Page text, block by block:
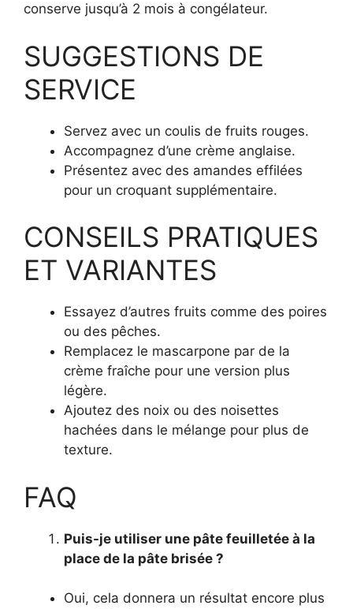
conserve jusqu’à 2 mois à congélateur.
SUGGESTIONS DE
SERVICE
Servez avec un coulis de fruits rouges.
Accompagnez d’une crème anglaise.
Présentez avec des amandes effilées
pour un croquant supplémentaire.
CONSEILS PRATIQUES
ET VARIANTES
Essayez d’autres fruits comme des poires
ou des pêches.
Remplacez le mascarpone par de la
crème fraîche pour une version plus
légère.
Ajoutez des noix ou des noisettes
hachées dans le mélange pour plus de
texture.
FAQ
Puis-je utiliser une pâte feuilletée à la
place de la pâte brisée ?
Oui, cela donnera un résultat encore plus